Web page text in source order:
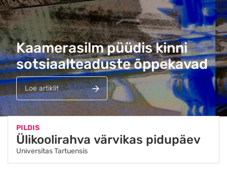
Kaamerasilm püüdis kinni
sotsiaalteaduste õppekavad
Loe artiklit
PILDIS
Ülikoolirahva värvikas pidupäev
Universitas Tartuensis